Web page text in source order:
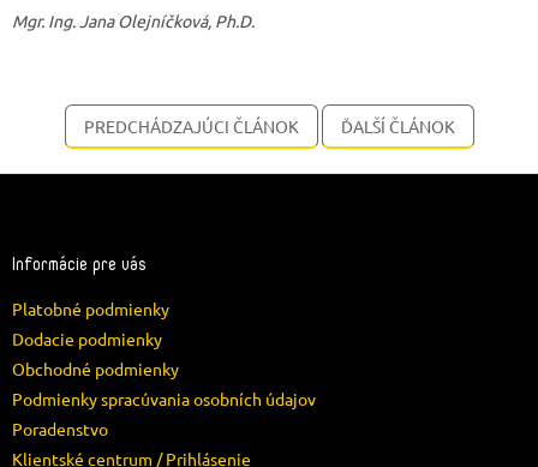
Mgr. Ing. Jana Olejníčková, Ph.D.
PREDCHÁDZAJÚCI ČLÁNOK ĎALŠÍ ČLÁNOK
Z
Informácie pre vás
Platobné podmienky
Dodacie podmienky
Obchodné podmienky
Podmienky spracúvania osobních údajov
Poradenstvo
Klientské centrum / Prihlásenie